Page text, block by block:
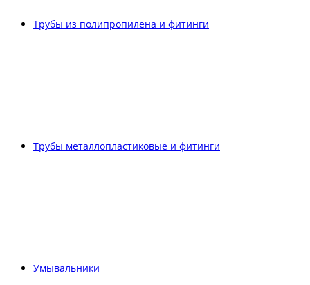
Трубы из полипропилена и фитинги
Трубы металлопластиковые и фитинги
Умывальники